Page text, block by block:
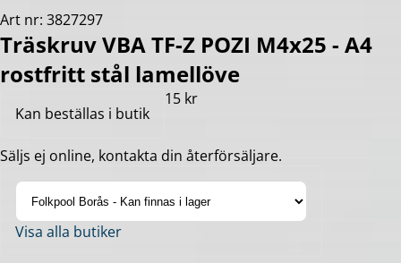
Art nr: 3827297
Träskruv VBA TF-Z POZI M4x25 - A4
rostfritt stål lamellöve
Kan beställas i butik
15 kr
Säljs ej online, kontakta din återförsäljare.
Visa alla butiker